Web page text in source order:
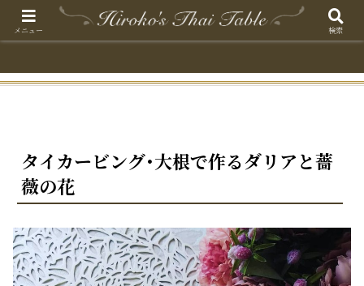
タイカービング･大根で作るダリアと薔
薇の花
メニュー 検索